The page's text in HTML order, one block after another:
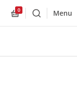
0
BuscarMenu